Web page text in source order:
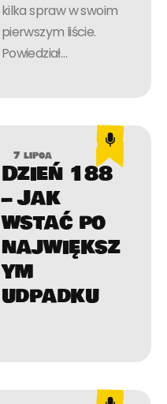
kilka spraw w swoim
pierwszym liście.
Powiedział…
7 lipca
Dzień 188
– Jak
wstać po
największ
ym
udpadku